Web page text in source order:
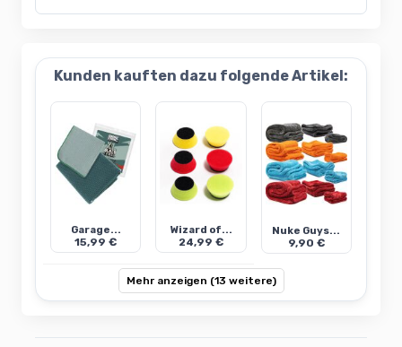
Kunden kauften dazu folgende Artikel:
Garage...
15,99 €
Wizard of...
24,99 €
Nuke Guys...
9,90 €
Mehr anzeigen (13 weitere)